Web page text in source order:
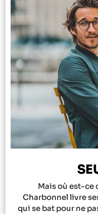
Mais où est-ce
Charbonnel livre
qui se bat pour ne